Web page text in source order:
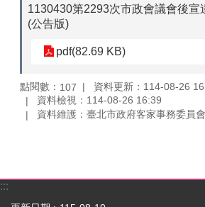
1130430第2293次市政會議會後宣
(公告版)
pdf(82.69 KB)
點閱數： 107
資料更新：114-08-26
資料檢視：114-08-26 16:39
資料維護：臺北市政府客家事務委員會
:::